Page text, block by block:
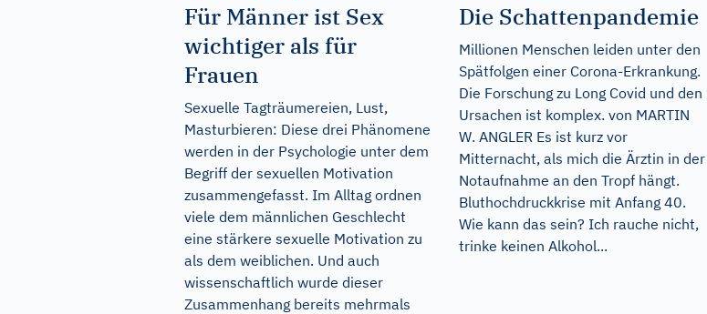
Für Männer ist Sex
wichtiger als für
Frauen
Sexuelle Tagträumereien, Lust,
Masturbieren: Diese drei Phänomene
werden in der Psychologie unter dem
Begriff der sexuellen Motivation
zusammengefasst. Im Alltag ordnen
viele dem männlichen Geschlecht
eine stärkere sexuelle Motivation zu
als dem weiblichen. Und auch
wissenschaftlich wurde dieser
Zusammenhang bereits mehrmals
Die Schattenpandemie
Millionen Menschen leiden unter den
Spätfolgen einer Corona-Erkrankung.
Die Forschung zu Long Covid und den
Ursachen ist komplex. von MARTIN
W. ANGLER Es ist kurz vor
Mitternacht, als mich die Ärztin in der
Notaufnahme an den Tropf hängt.
Bluthochdruckkrise mit Anfang 40.
Wie kann das sein? Ich rauche nicht,
trinke keinen Alkohol...